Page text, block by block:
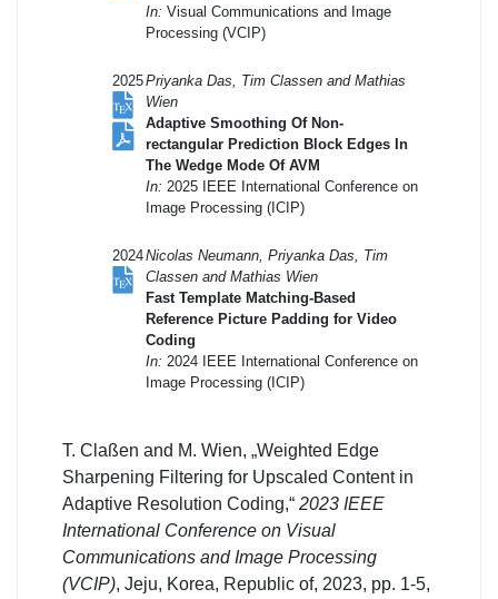
In: Visual Communications and Image
Processing (VCIP)
2025Priyanka Das, Tim Classen and Mathias
Wien
Adaptive Smoothing Of Non-
rectangular Prediction Block Edges In
The Wedge Mode Of AVM
In: 2025 IEEE International Conference on
Image Processing (ICIP)
2024Nicolas Neumann, Priyanka Das, Tim
Classen and Mathias Wien
Fast Template Matching-Based
Reference Picture Padding for Video
Coding
In: 2024 IEEE International Conference on
Image Processing (ICIP)
T. Claßen and M. Wien, „Weighted Edge
Sharpening Filtering for Upscaled Content in
Adaptive Resolution Coding,“ 2023 IEEE
International Conference on Visual
Communications and Image Processing
(VCIP), Jeju, Korea, Republic of, 2023, pp. 1-5,